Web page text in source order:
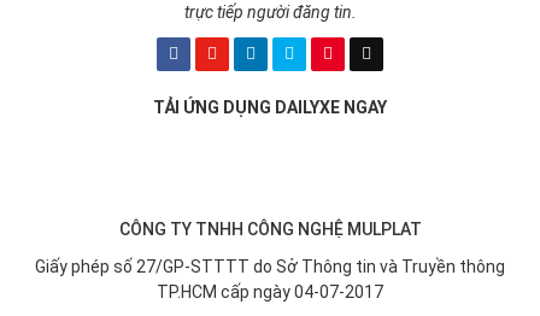
trực tiếp người đăng tin.
TẢI ỨNG DỤNG DAILYXE NGAY
CÔNG TY TNHH CÔNG NGHỆ MULPLAT
Giấy phép số 27/GP-STTTT do Sở Thông tin và Truyền thông
TP.HCM cấp ngày 04-07-2017